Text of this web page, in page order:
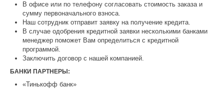
В офисе или по телефону согласовать стоимость заказа и
сумму первоначального взноса.
Наш сотрудник отправит заявку на получение кредита.
В случае одобрения кредитной заявки несколькими банками
менеджер поможет Вам определиться с кредитной
программой.
Заключить договор с нашей компанией.
БАНКИ ПАРТНЕРЫ:
«Тинькофф банк»